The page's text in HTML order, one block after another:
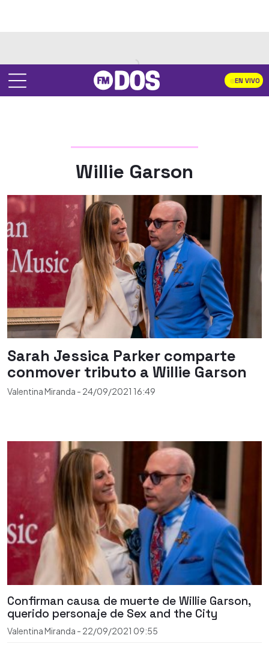
EN VIVO
Willie Garson
Sarah Jessica Parker comparte
conmover tributo a Willie Garson
Valentina Miranda - 24/09/2021 16:49
Confirman causa de muerte de Willie Garson,
querido personaje de Sex and the City
Valentina Miranda - 22/09/2021 09:55